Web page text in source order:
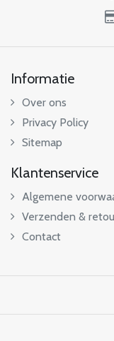
Informatie
Over ons
Privacy Policy
Sitemap
Klantenservice
Algemene
Verzenden &
Contact